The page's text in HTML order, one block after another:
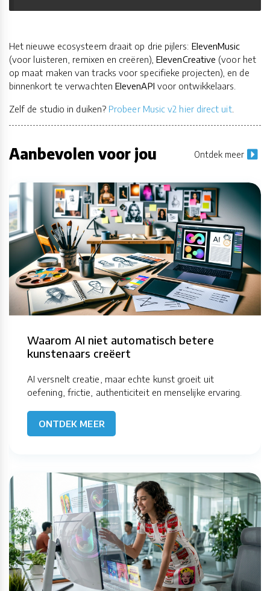
Het nieuwe ecosysteem draait op drie pijlers: ElevenMusic
(voor luisteren, remixen en creëren),ElevenCreative (voor het
op maat maken van tracks voor specifieke projecten), en de
binnenkort te verwachtenElevenAPI voor ontwikkelaars.
Zelf de studio in duiken? Probeer Music v2 hier direct uit.
Aanbevolen voor jou Ontdek meer
Waarom AI niet automatisch betere
kunstenaars creëert
AI versnelt creatie, maar echte kunst groeit uit
oefening, frictie, authenticiteit en menselijke ervaring.
ONTDEK MEER